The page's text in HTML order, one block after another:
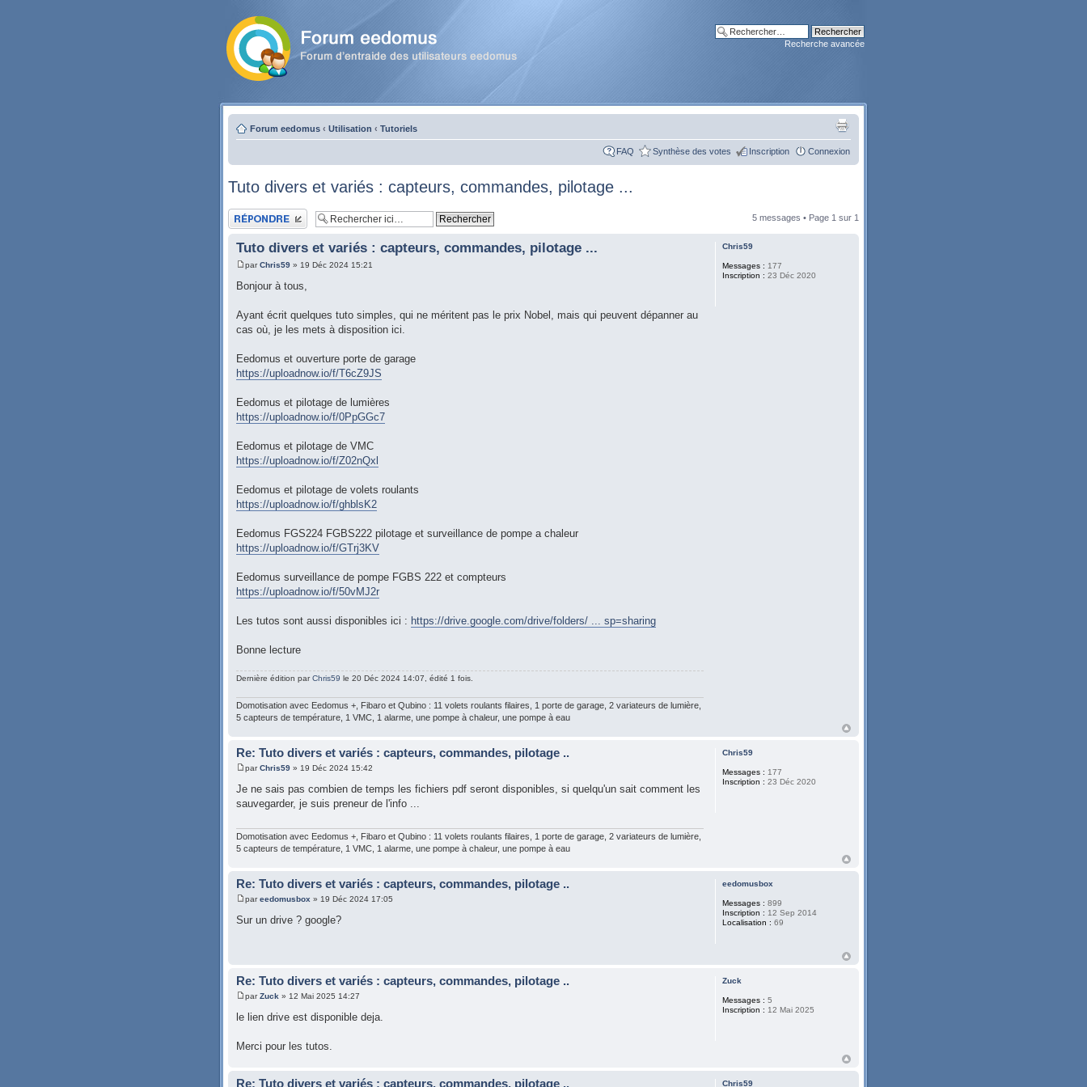
Recherche avancée
Forum eedomus ‹ Utilisation ‹ Tutoriels
FAQ Synthèse des votes Inscription Connexion
Tuto divers et variés : capteurs, commandes, pilotage ...
Publier une réponse 5 messages • Page 1 sur 1
Tuto divers et variés : capteurs, commandes, pilotage ...
parChris59 » 19 Déc 2024 15:21
Bonjour à tous,
Ayant écrit quelques tuto simples, qui ne méritent pas le prix Nobel, mais qui peuvent dépanner au
cas où, je les mets à disposition ici.
Eedomus et ouverture porte de garage
https://uploadnow.io/f/T6cZ9JS
Eedomus et pilotage de lumières
https://uploadnow.io/f/0PpGGc7
Eedomus et pilotage de VMC
https://uploadnow.io/f/Z02nQxl
Eedomus et pilotage de volets roulants
https://uploadnow.io/f/ghblsK2
Eedomus FGS224 FGBS222 pilotage et surveillance de pompe a chaleur
https://uploadnow.io/f/GTrj3KV
Eedomus surveillance de pompe FGBS 222 et compteurs
https://uploadnow.io/f/50vMJ2r
Les tutos sont aussi disponibles ici : https://drive.google.com/drive/folders/ ... sp=sharing
Bonne lecture
Dernière édition parChris59 le 20 Déc 2024 14:07, édité 1 fois.
Domotisation avec Eedomus +, Fibaro et Qubino : 11 volets roulants filaires, 1 porte de garage, 2 variateurs de lumière,
5 capteurs de température, 1 VMC, 1 alarme, une pompe à chaleur, une pompe à eau
Chris59
Messages : 177
Inscription : 23 Déc 2020
Re: Tuto divers et variés : capteurs, commandes, pilotage ..
parChris59 » 19 Déc 2024 15:42
Je ne sais pas combien de temps les fichiers pdf seront disponibles, si quelqu'un sait comment les
sauvegarder, je suis preneur de l'info ...
Domotisation avec Eedomus +, Fibaro et Qubino : 11 volets roulants filaires, 1 porte de garage, 2 variateurs de lumière,
5 capteurs de température, 1 VMC, 1 alarme, une pompe à chaleur, une pompe à eau
Chris59
Messages : 177
Inscription : 23 Déc 2020
Re: Tuto divers et variés : capteurs, commandes, pilotage ..
pareedomusbox » 19 Déc 2024 17:05
Sur un drive ? google?
eedomusbox
Messages : 899
Inscription : 12 Sep 2014
Localisation : 69
Re: Tuto divers et variés : capteurs, commandes, pilotage ..
parZuck » 12 Mai 2025 14:27
le lien drive est disponible deja.
Merci pour les tutos.
Zuck
Messages : 5
Inscription : 12 Mai 2025
Re: Tuto divers et variés : capteurs, commandes, pilotage .. Chris59